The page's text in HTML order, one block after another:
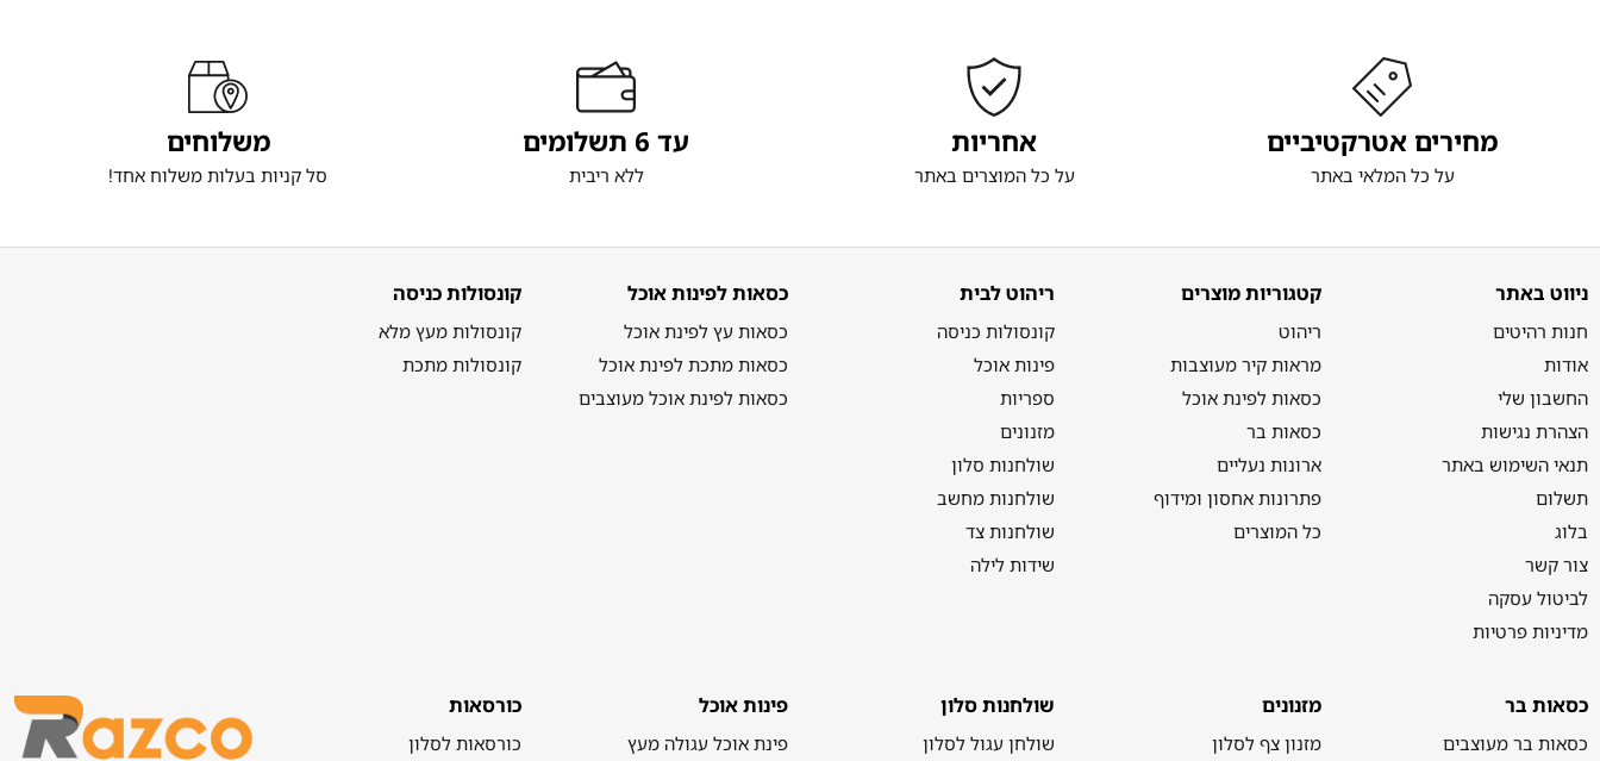
מחירים אטרקטיביים
על כל המלאי באתר
אחריות
על כל המוצרים באתר
עד 6 תשלומים
ללא ריבית
משלוחים
סל קניות בעלות משלוח אחד!
ניווט באתר
חנות רהיטים
אודות
החשבון שלי
הצהרת נגישות
תנאי השימוש באתר
תשלום
בלוג
צור קשר
לביטול עסקה
מדיניות פרטיות
קטגוריות מוצרים
ריהוט
מראות קיר מעוצבות
כסאות לפינת אוכל
כסאות בר
ארונות נעליים
פתרונות אחסון ומידוף
כל המוצרים
ריהוט לבית
קונסולות כניסה
פינות אוכל
ספריות
מזנונים
שולחנות סלון
שולחנות מחשב
שולחנות צד
שידות לילה
כסאות לפינות אוכל
כסאות עץ לפינת אוכל
כסאות מתכת לפינת אוכל
כסאות לפינת אוכל מעוצבים
קונסולות כניסה
קונסולות מעץ מלא
קונסולות מתכת
כסאות בר
כסאות בר מעוצבים
מזנונים
מזנון צף לסלון
שולחנות סלון
שולחן עגול לסלון
פינות אוכל
פינת אוכל עגולה מעץ
כורסאות
כורסאות לסלון